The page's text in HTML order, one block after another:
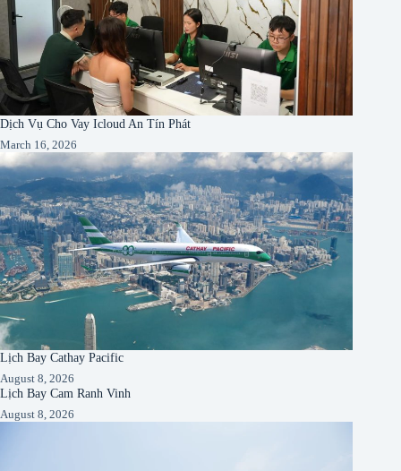
Dịch Vụ Cho Vay Icloud An Tín Phát
March 16, 2026
Lịch Bay Cathay Pacific
August 8, 2026
Lịch Bay Cam Ranh Vinh
August 8, 2026